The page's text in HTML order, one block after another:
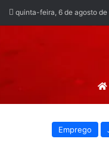
quinta-feira, 6 de agosto
Emprego